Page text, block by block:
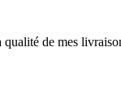
de mes